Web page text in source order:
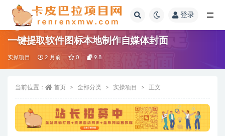
登录
一键提取软件图标本地制作自媒体封面
实操项目 2 月前 0 9.8
当前位置： 首页 全部分类 实操项目 正文
全部